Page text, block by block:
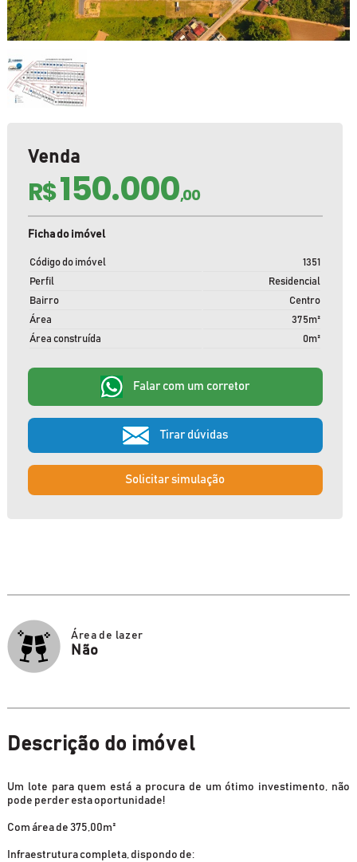
Venda
R$150.000,00
Ficha do imóvel
Código do imóvel
1351
Perfil
Residencial
Bairro
Centro
Área
375m²
Área construída
0m²
Falar com um corretor
Tirar dúvidas
Solicitar simulação
Área de lazer
Não
Descrição do imóvel
Um lote para quem está a procura de um ótimo investimento, não
pode perder esta oportunidade!
Com área de 375,00m²
Infraestrutura completa, dispondo de: